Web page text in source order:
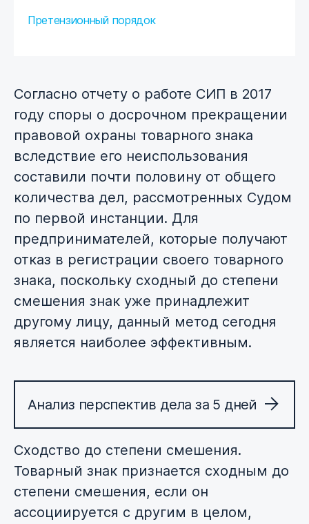
Согласно отчету о работе СИП в 2017
году споры о досрочном прекращении
правовой охраны товарного знака
вследствие его неиспользования
составили почти половину от общего
количества дел, рассмотренных Судом
по первой инстанции. Для
предпринимателей, которые получают
отказ в регистрации своего товарного
знака, поскольку сходный до степени
смешения знак уже принадлежит
другому лицу, данный метод сегодня
является наиболее эффективным.
Анализ перспектив дела за 5 дней
Претензионный порядок
Сходство до степени смешения.
Товарный знак признается сходным до
степени смешения, если он
ассоциируется с другим в целом,